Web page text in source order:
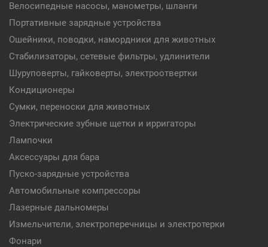
Велосипедные насосы, манометры, шланги
Портативные зарядные устройства
Ошейники, поводки, намордники для животных
Стабилизаторы, сетевые фильтры, удлинители
Шуруповерты, гайковерты, электроотвертки
Кондиционеры
Сумки, переноски для животных
Электрические зубные щетки и ирригаторы
Лампочки
Аксессуары для бара
Пуско-зарядные устройства
Автомобильные компрессоры
Лазерные дальномеры
Измельчители, электроперечницы и электротерки
Фонари